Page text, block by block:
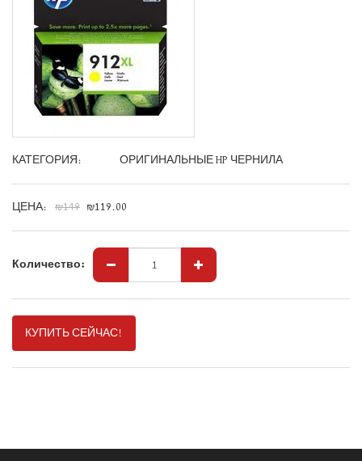
КАТЕГОРИЯ: ОРИГИНАЛЬНЫЕ HP ЧЕРНИЛА
ЦЕНА: ₪149 ₪119.00
Количество:
КУПИТЬ СЕЙЧАС!